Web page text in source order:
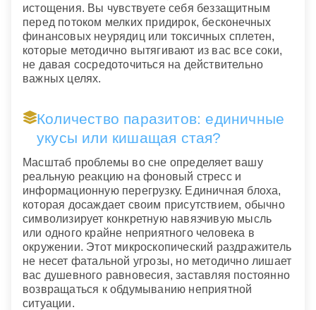
истощения. Вы чувствуете себя беззащитным
перед потоком мелких придирок, бесконечных
финансовых неурядиц или токсичных сплетен,
которые методично вытягивают из вас все соки,
не давая сосредоточиться на действительно
важных целях.
Количество паразитов: единичные
укусы или кишащая стая?
Масштаб проблемы во сне определяет вашу
реальную реакцию на фоновый стресс и
информационную перегрузку. Единичная блоха,
которая досаждает своим присутствием, обычно
символизирует конкретную навязчивую мысль
или одного крайне неприятного человека в
окружении. Этот микроскопический раздражитель
не несет фатальной угрозы, но методично лишает
вас душевного равновесия, заставляя постоянно
возвращаться к обдумыванию неприятной
ситуации.